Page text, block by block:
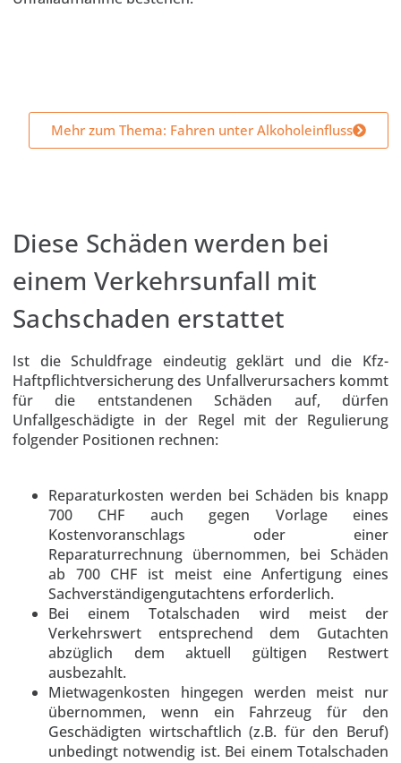
Mehr zum Thema: Fahren unter Alkoholeinfluss
Diese Schäden werden bei
einem Verkehrsunfall mit
Sachschaden erstattet
Ist die Schuldfrage eindeutig geklärt und die Kfz-
Haftpflichtversicherung des Unfallverursachers kommt
für die entstandenen Schäden auf, dürfen
Unfallgeschädigte in der Regel mit der Regulierung
folgender Positionen rechnen:
Reparaturkosten werden bei Schäden bis knapp
700 CHF auch gegen Vorlage eines
Kostenvoranschlags oder einer
Reparaturrechnung übernommen, bei Schäden
ab 700 CHF ist meist eine Anfertigung eines
Sachverständigengutachtens erforderlich.
Bei einem Totalschaden wird meist der
Verkehrswert entsprechend dem Gutachten
abzüglich dem aktuell gültigen Restwert
ausbezahlt.
Mietwagenkosten hingegen werden meist nur
übernommen, wenn ein Fahrzeug für den
Geschädigten wirtschaftlich (z.B. für den Beruf)
unbedingt notwendig ist. Bei einem Totalschaden